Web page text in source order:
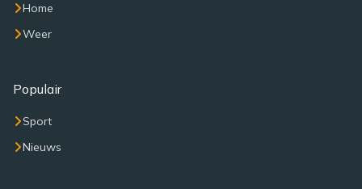
Home
Weer
Populair
Sport
Nieuws